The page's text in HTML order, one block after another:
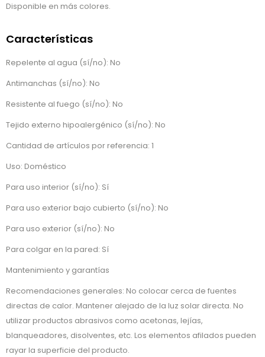
Disponible en más colores.
Características
Repelente al agua (sí/no): No
Antimanchas (sí/no): No
Resistente al fuego (sí/no): No
Tejido externo hipoalergénico (sí/no): No
Cantidad de artículos por referencia: 1
Uso: Doméstico
Para uso interior (sí/no): Sí
Para uso exterior bajo cubierto (sí/no): No
Para uso exterior (sí/no): No
Para colgar en la pared: Sí
Mantenimiento y garantías
Recomendaciones generales: No colocar cerca de fuentes
directas de calor. Mantener alejado de la luz solar directa. No
utilizar productos abrasivos como acetonas, lejías,
blanqueadores, disolventes, etc. Los elementos afilados pueden
rayar la superficie del producto.